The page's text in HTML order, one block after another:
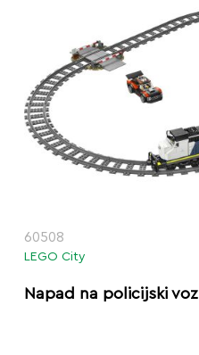
60508
LEGO City
Napad na policijski voz